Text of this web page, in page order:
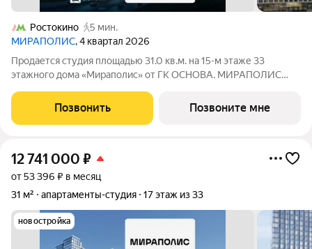
Ростокино
5 мин.
МИРАПОЛИС, 4 квартал 2026
Продается студия площадью 31.0 кв.м. на 15-м этаже 33
этажного дома «Мираполис» от ГК ОСНОВА. МИРАПОЛИС
отдыха и жизни. Проект состоит из четырех башен с
авторскими стеклянными фасадами и
Позвонить Позвоните мне
12 741 000 ₽
от 53 396 ₽ в месяц
31 м²
апартаменты-студия 17 этаж из 33
новостройка